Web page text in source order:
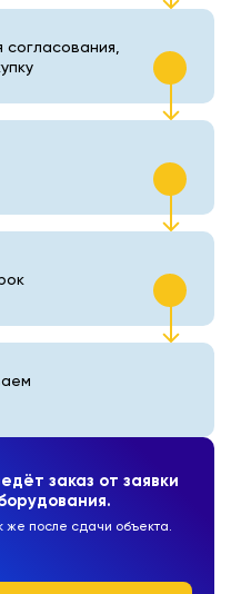
заказ от заявки
же после сдачи объекта.